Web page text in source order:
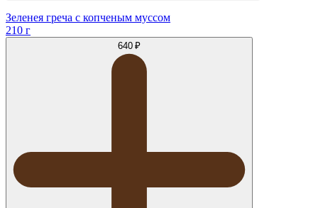
Зеленея греча с копченым муссом
210 г
640 ₽